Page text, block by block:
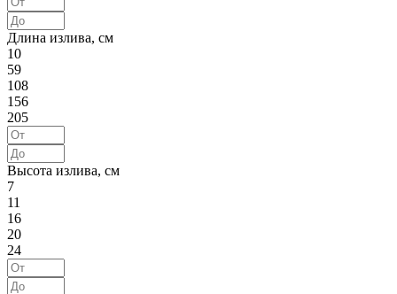
Длина излива, см
10
59
108
156
205
Высота излива, см
7
11
16
20
24